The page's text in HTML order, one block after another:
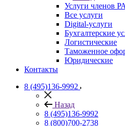
Услуги членов
Все услуги
Digital-услуги
Бухгалтерские
Логистические
Таможенное
Юридические
Контакты
8 (495)136-9992
Назад
8 (495)136-9992
8 (800)700-2738